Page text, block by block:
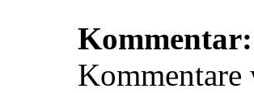
Kommentar: